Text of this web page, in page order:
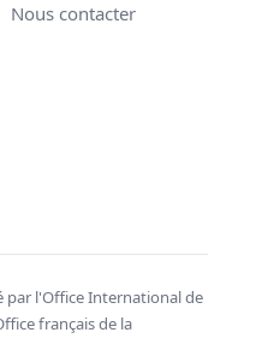
Nous contacter
par l'Office International de
français de la